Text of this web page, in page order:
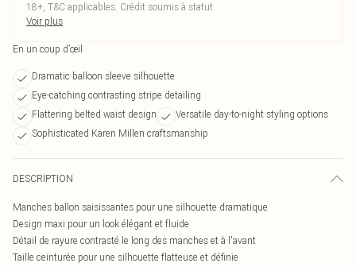
18+, T&C applicables. Crédit soumis à statut
Voir plus
En un coup d’œil
Dramatic balloon sleeve silhouette
Eye-catching contrasting stripe detailing
Flattering belted waist design
Versatile day-to-night styling options
Sophisticated Karen Millen craftsmanship
DESCRIPTION
Manches ballon saisissantes pour une silhouette dramatique
Design maxi pour un look élégant et fluide
Détail de rayure contrasté le long des manches et à l'avant
Taille ceinturée pour une silhouette flatteuse et définie